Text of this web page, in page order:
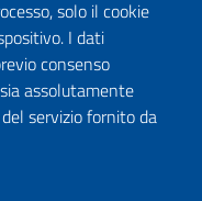
solo il cookie
I dati
consenso
assolutamente
servizio fornito da